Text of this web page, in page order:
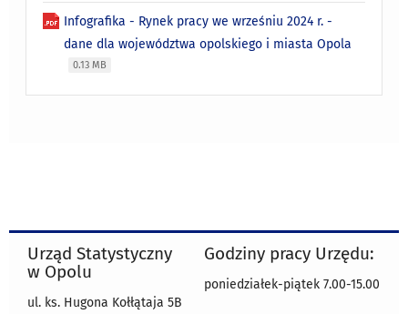
Infografika - Rynek pracy we wrześniu 2024 r. -
dane dla województwa opolskiego i miasta Opola
0.13 MB
Urząd Statystyczny
w Opolu
ul. ks. Hugona Kołłątaja 5B
Godziny pracy Urzędu:
poniedziałek-piątek 7.00-15.00